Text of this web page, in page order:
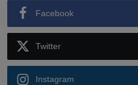
Facebook
Twitter
Instagram